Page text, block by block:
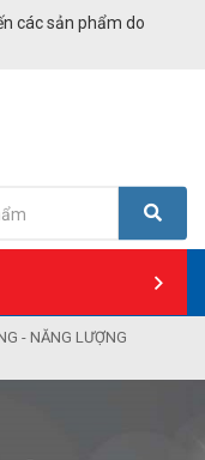
các sản phẩm do
- NĂNG LƯỢNG